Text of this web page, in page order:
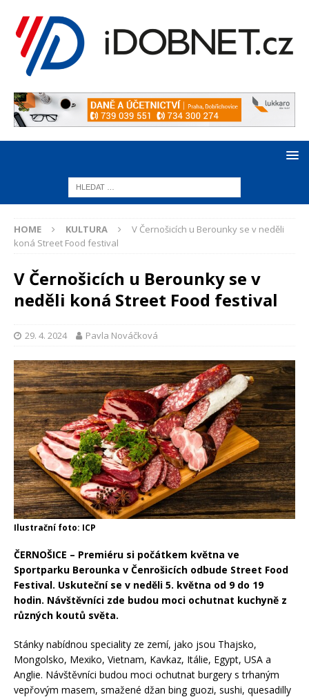
HOME KULTURA
V Černošicích u Berounky se v neděli
koná Street Food festival
V Černošicích u Berounky se v
neděli koná Street Food festival
29. 4. 2024 Pavla Nováčková
Ilustrační foto: ICP
ČERNOŠICE – Premiéru si počátkem května ve
Sportparku Berounka v Čenrošicích odbude Street Food
Festival. Uskuteční se v neděli 5. května od 9 do 19
hodin. Návštěvníci zde budou moci ochutnat kuchyně z
různých koutů světa.
Stánky nabídnou speciality ze zemí, jako jsou Thajsko,
Mongolsko, Mexiko, Vietnam, Kavkaz, Itálie, Egypt, USA a
Anglie. Návštěvníci budou moci ochutnat burgery s trhaným
vepřovým masem, smažené džan bing guozi, sushi, quesadilly